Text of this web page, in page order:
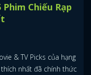
Chiếu Rạp
& TV Picks của hạng
nhất đã chính thức